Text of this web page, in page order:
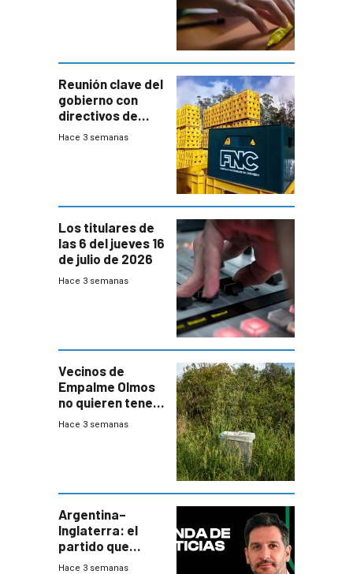
Reunión clave del
gobierno con
directivos de
Fábricas
Hace 3 semanas
Los titulares de
las 6 del jueves 16
de julio de 2026
Hace 3 semanas
Vecinos de
Empalme Olmos
no quieren tener
cerca una planta
departamental
Hace 3 semanas
Argentina–
Inglaterra: el
partido que
nunca termina
Hace 3 semanas